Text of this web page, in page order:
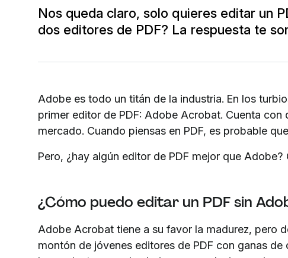
Nos queda claro, solo quieres editar un
dos editores de PDF? La respuesta te
Adobe es todo un titán de la industria. En los
primer editor de PDF: Adobe Acrobat. Cuenta
mercado. Cuando piensas en PDF, es probable
Pero, ¿hay algún editor de PDF mejor que
¿Cómo puedo editar un PDF sin
Adobe Acrobat tiene a su favor la madurez, pero
montón de jóvenes editores de PDF con ganas